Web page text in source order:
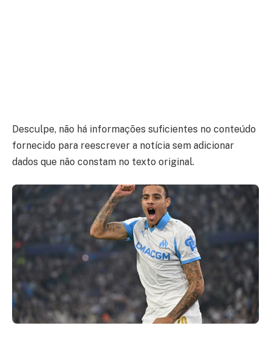
Desculpe, não há informações suficientes no conteúdo
fornecido para reescrever a notícia sem adicionar
dados que não constam no texto original.